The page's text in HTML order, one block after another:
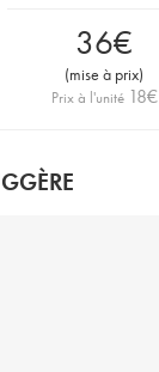
36€
(mise à prix)
Prix à l'unité 18€